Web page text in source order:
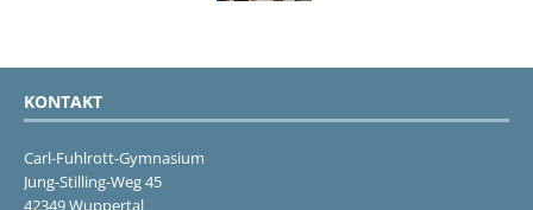
KONTAKT
Carl-Fuhlrott-Gymnasium
Jung-Stilling-Weg 45
42349 Wuppertal